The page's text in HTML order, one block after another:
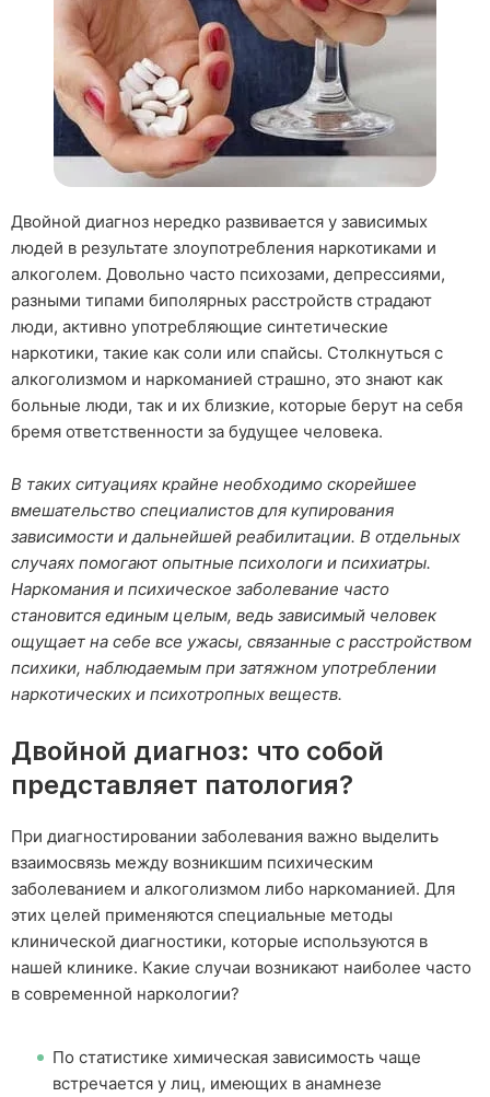
Двойной диагноз нередко развивается у зависимых
людей в результате злоупотребления наркотиками и
алкоголем. Довольно часто психозами, депрессиями,
разными типами биполярных расстройств страдают
люди, активно употребляющие синтетические
наркотики, такие как соли или спайсы. Столкнуться с
алкоголизмом и наркоманией страшно, это знают как
больные люди, так и их близкие, которые берут на себя
бремя ответственности за будущее человека.
В таких ситуациях крайне необходимо скорейшее
вмешательство специалистов для купирования
зависимости и дальнейшей реабилитации. В отдельных
случаях помогают опытные психологи и психиатры.
Наркомания и психическое заболевание часто
становится единым целым, ведь зависимый человек
ощущает на себе все ужасы, связанные с расстройством
психики, наблюдаемым при затяжном употреблении
наркотических и психотропных веществ.
Двойной диагноз: что собой
представляет патология?
При диагностировании заболевания важно выделить
взаимосвязь между возникшим психическим
заболеванием и алкоголизмом либо наркоманией. Для
этих целей применяются специальные методы
клинической диагностики, которые используются в
нашей клинике. Какие случаи возникают наиболее часто
в современной наркологии?
По статистике химическая зависимость чаще
встречается у лиц, имеющих в анамнезе